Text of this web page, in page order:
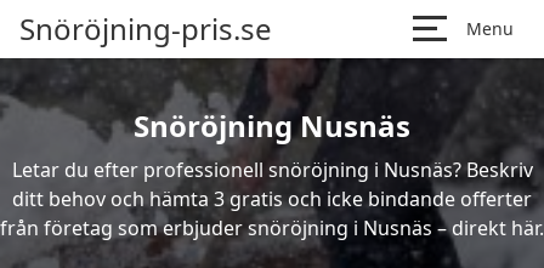
Snöröjning-pris.se Menu
Snöröjning Nusnäs
Letar du efter professionell snöröjning i Nusnäs? Beskriv
ditt behov och hämta 3 gratis och icke bindande offerter
från företag som erbjuder snöröjning i Nusnäs – direkt här.